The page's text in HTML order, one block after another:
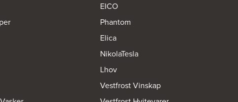
EICO
Phantom
Elica
NikolaTesla
Lhov
Vestfrost Vinskap